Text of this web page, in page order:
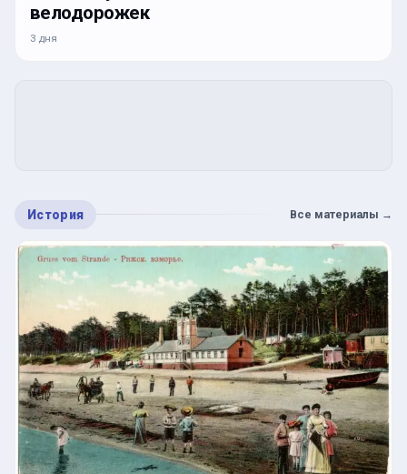
велодорожек
3 дня
История Все материалы →